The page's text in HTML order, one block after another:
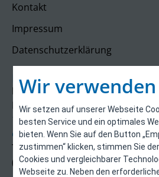
Wir
Wir setzen auf unserer Webseite
besten Service und ein optimales
bieten. Wenn Sie auf den Button
zustimmen“ klicken, stimmen Sie
Cookies und vergleichbarer
Webseite zu. Neben den
Kontakt
Impressum
Datenschutzerklärung
Kontakt
E-Control
Rudolfsplatz 13a
1010 Wien
energieeffizienz@e-control.at
Tel +43 1 5324724
(Mo, Mi-Fr 09:30-12:30 Uhr)